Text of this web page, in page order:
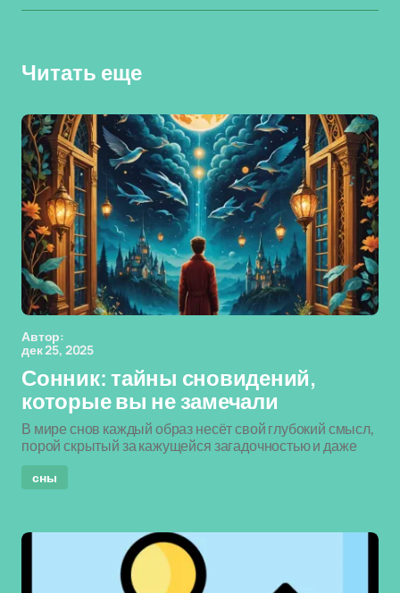
Читать еще
Автор:
дек 25, 2025
Сонник: тайны сновидений,
которые вы не замечали
В мире снов каждый образ несёт свой глубокий смысл,
порой скрытый за кажущейся загадочностью и даже
сны